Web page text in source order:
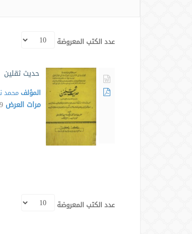
عدد الكتب المعروضة
حدیث ثقلین
المؤلف محمد
مرات العرض
عدد الكتب المعروضة